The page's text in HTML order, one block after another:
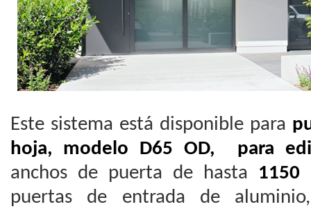
Este sistema está disponible para
hoja, modelo D65 OD, para
anchos de puerta de hasta 1150
puertas de entrada de